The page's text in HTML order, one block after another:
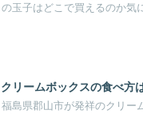
の玉子はどこで買えるのか気
クリームボックスの食べ方
福島県郡山市が発祥のクリー